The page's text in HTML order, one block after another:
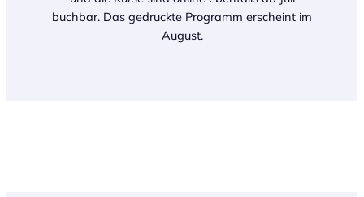
buchbar. Das gedruckte Programm erscheint im
August.